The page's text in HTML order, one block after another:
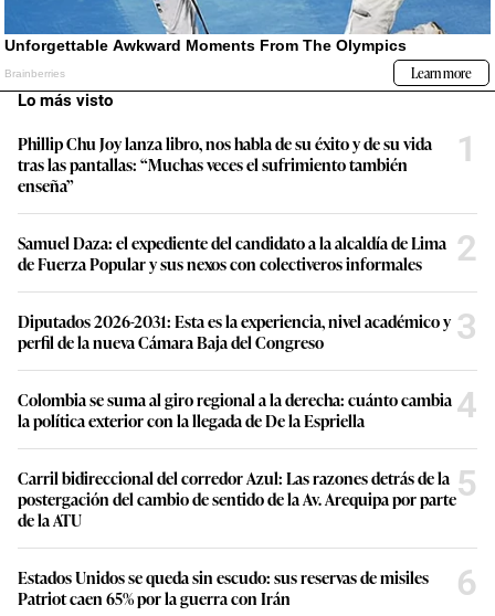
Lo más visto
Phillip Chu Joy lanza libro, nos habla de su éxito y de su vida
tras las pantallas: “Muchas veces el sufrimiento también
enseña”
1
Samuel Daza: el expediente del candidato a la alcaldía de Lima
de Fuerza Popular y sus nexos con colectiveros informales
2
Diputados 2026-2031: Esta es la experiencia, nivel académico y
perfil de la nueva Cámara Baja del Congreso
3
Colombia se suma al giro regional a la derecha: cuánto cambia
la política exterior con la llegada de De la Espriella
4
Carril bidireccional del corredor Azul: Las razones detrás de la
postergación del cambio de sentido de la Av. Arequipa por parte
de la ATU
5
Estados Unidos se queda sin escudo: sus reservas de misiles
Patriot caen 65% por la guerra con Irán
6